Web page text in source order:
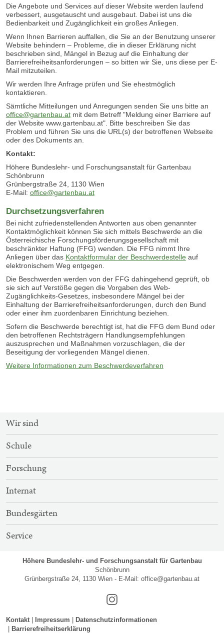
Die Angebote und Services auf dieser Website werden laufend
verbessert, ausgetauscht und ausgebaut. Dabei ist uns die
Bedienbarkeit und Zugänglichkeit ein großes Anliegen.
Wenn Ihnen Barrieren auffallen, die Sie an der Benutzung unserer
Website behindern – Probleme, die in dieser Erklärung nicht
beschrieben sind, Mängel in Bezug auf die Einhaltung der
Barrierefreiheitsanforderungen – so bitten wir Sie, uns diese per E-
Mail mitzuteilen.
Wir werden Ihre Anfrage prüfen und Sie ehestmöglich
kontaktieren.
Sämtliche Mitteilungen und Anregungen senden Sie uns bitte an
office@gartenbau.atmit dem Betreff "Meldung einer Barriere auf
der Website www.gartenbau.at". Bitte beschreiben Sie das
Problem und führen Sie uns die URL(s) der betroffenen Webseite
oder des Dokuments an.
Kontakt:
Höhere Bundeslehr- und Forschungsanstalt für Gartenbau
Schönbrunn
Grünbergstraße 24, 1130 Wien
E-Mail: office@gartenbau.at
Durchsetzungsverfahren
Bei nicht zufriedenstellenden Antworten aus oben genannter
Kontaktmöglichkeit können Sie sich mittels Beschwerde an die
Österreichische Forschungsförderungsgesellschaft mit
beschränkter Haftung (FFG) wenden. Die FFG nimmt Ihre
Anliegen über das Kontaktformular der Beschwerdestelleauf
elektronischem Weg entgegen.
Die Beschwerden werden von der FFG dahingehend geprüft, ob
sie sich auf Verstöße gegen die Vorgaben des Web-
Zugänglichkeits-Gesetzes, insbesondere Mängel bei der
Einhaltung der Barrierefreiheitsanforderungen, durch den Bund
oder einer ihm zuordenbaren Einrichtung beziehen.
Sofern die Beschwerde berechtigt ist, hat die FFG dem Bund oder
den betroffenen Rechtsträgern Handlungsempfehlungen
auszusprechen und Maßnahmen vorzuschlagen, die der
Beseitigung der vorliegenden Mängel dienen.
Weitere Informationen zum Beschwerdeverfahren
SITEMAP-
NAVIGATION
Wir sind
Schule
Forschung
Internat
Bundesgärten
Service
Höhere Bundeslehr- und Forschungsanstalt für Gartenbau
Schönbrunn
Grünbergstraße 24, 1130 Wien - E-Mail: office@gartenbau.at
Instagram
Kontakt Impressum
Datenschutzinformationen
Barrierefreiheitserklärung